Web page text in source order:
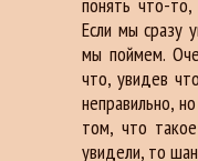
понять что-то,
Если мы сразу
мы поймем.
что, увидев
неправильно,
том, что
увидели, то